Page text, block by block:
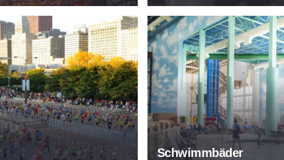
Schwimmbäder
Schwimmbäder